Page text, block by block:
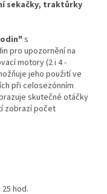
sekačky, traktůrky
s
pro upozornění na
motory (2 i 4 -
jeho použití ve
při celosezónním
skutečné otáčky
zobrazí počet
hod.